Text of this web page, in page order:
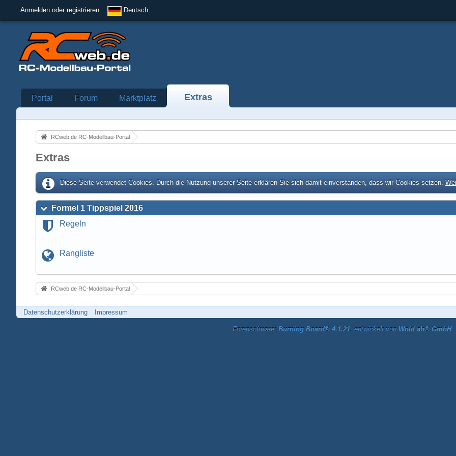
Anmelden oder registrieren Deutsch
Portal Forum Marktplatz Extras
RCweb.de RC-Modellbau-Portal
Extras
Diese Seite verwendet Cookies. Durch die Nutzung unserer Seite erklären Sie sich damit einverstanden, dass wir Cookies setzen.
Formel 1 Tippspiel 2016
Regeln
Rangliste
RCweb.de RC-Modellbau-Portal
Datenschutzerklärung Impressum
Forensoftware: Burning Board® 4.1.21, entwickelt von WoltLab® GmbH